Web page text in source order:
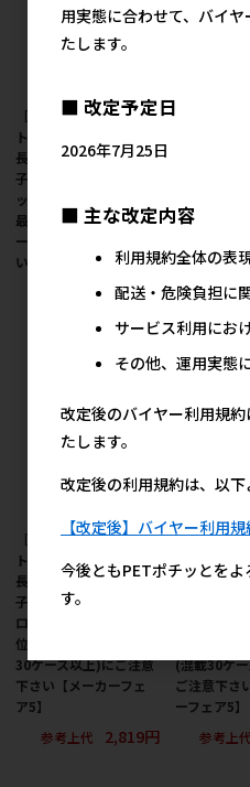
［ユニ・チャーム(ロッ
ト購入)］ マナーウェア
長時間快適オムツ 女の
子用 Lサイズ 28枚 ※ロ
ット購入 ※発注単位・
最低発注数量(混載30ケ
ース以上)にご注意下さ
い【メーカーフェア5】
2,819円
［ユニ・チ
最低発注数
い【メーカ
参考上
［ユニ・チャーム(ロッ
ト購入)］ マナーウェア
長時間快適オムツ 女の
子用 SSサイズ 34枚 ※
ロット購入 ※発注単
位・最低発注数量(混載
30ケース以上)にご注意
下さい【メーカーフェ
ア5】
参考上代
2,819円
［ユニ・チ
ト購入)］
女の子用
(混載30ケ
ご注意下さ
ーフェア5】
参考上代
用実態に合わせて、バイ
たします。
■ 改定予定日
2026年7月25日
■ 主な改定内容
利用規約全体の表
配送・危険負担に
サービス利用にお
その他、運用実態
改定後のバイヤー利用規
たします。
改定後の利用規約は、以下
【改定後】バイヤー利用
今後ともPETポチッとを
す。